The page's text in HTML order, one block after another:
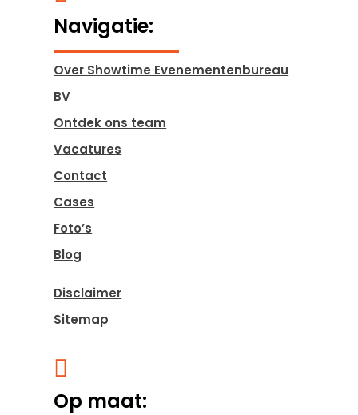
Navigatie:
Over Showtime Evenementenbureau
BV
Ontdek ons team
Vacatures
Contact
Cases
Foto’s
Blog
Disclaimer
Sitemap

Op maat: